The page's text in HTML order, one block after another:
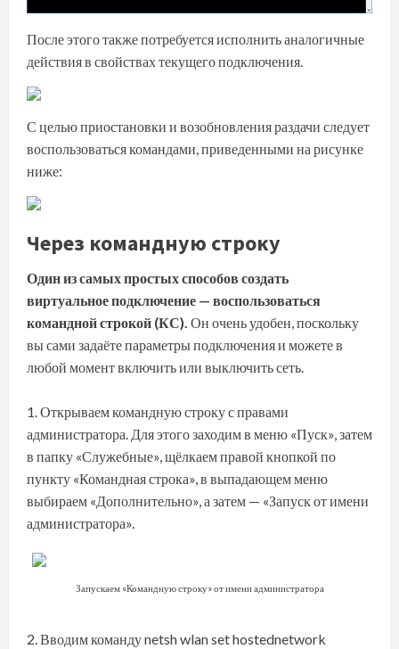
После этого также потребуется исполнить аналогичные
действия в свойствах текущего подключения.
С целью приостановки и возобновления раздачи следует
воспользоваться командами, приведенными на рисунке
ниже:
Через командную строку
Один из самых простых способов создать
виртуальное подключение — воспользоваться
командной строкой (КС). Он очень удобен, поскольку
вы сами задаёте параметры подключения и можете в
любой момент включить или выключить сеть.
Открываем командную строку с правами
администратора. Для этого заходим в меню «Пуск», затем
в папку «Служебные», щёлкаем правой кнопкой по
пункту «Командная строка», в выпадающем меню
выбираем «Дополнительно», а затем — «Запуск от имени
администратора».
Запускаем «Командную строку» от имени администратора
Вводим команду netsh wlan set hostednetwork